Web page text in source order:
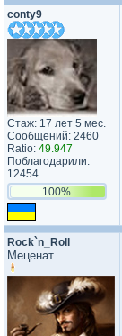
conty9
Стаж: 17 лет 5 мес.
Сообщений: 2460
Ratio: 49.947
Поблагодарили:
12454
100%
Rock`n_Roll
Меценат